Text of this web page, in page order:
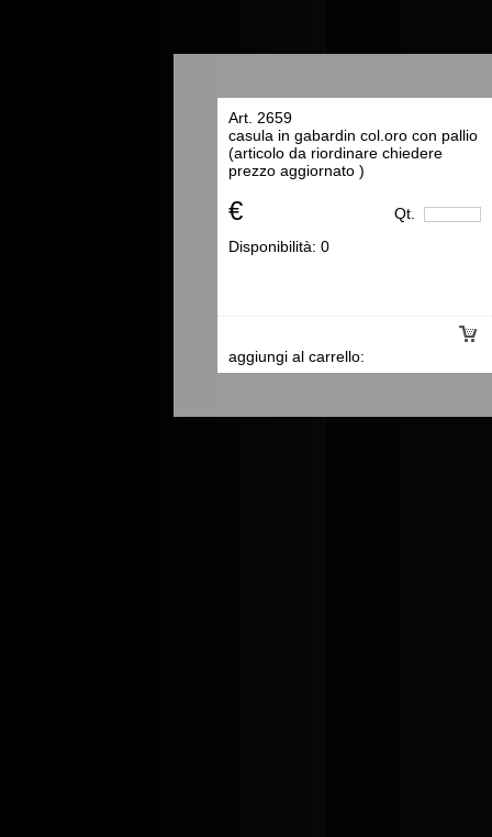
Art. 2659
casula in gabardin col.oro con pallio
(articolo da riordinare chiedere
prezzo aggiornato )
€ Qt.
aggiungi al carrello:
Disponibilità: 0